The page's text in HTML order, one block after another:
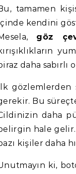
tamamen
kendini
göz
daha sabırlı
gözlemlerden
Bu
daha
hale
kişiler daha
ki,